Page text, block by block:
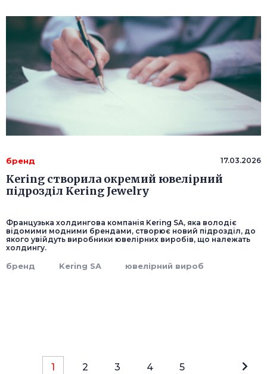
бренд 17.03.2026
Kering створила окремий ювелірний
підрозділ Kering Jewelry
Французька холдингова компанія Kering SA, яка володіє
відомими модними брендами, створює новий підрозділ, до
якого увійдуть виробники ювелірних виробів, що належать
холдингу.
бренд Kering SA ювелірний вироб
1 2 3 4 5